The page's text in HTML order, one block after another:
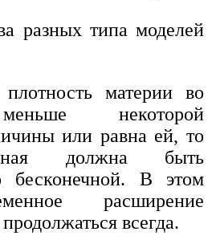
разных типа моделей
материи во
некоторой
или равна ей, то
должна быть
бесконечной. В этом
расширение
всегда.